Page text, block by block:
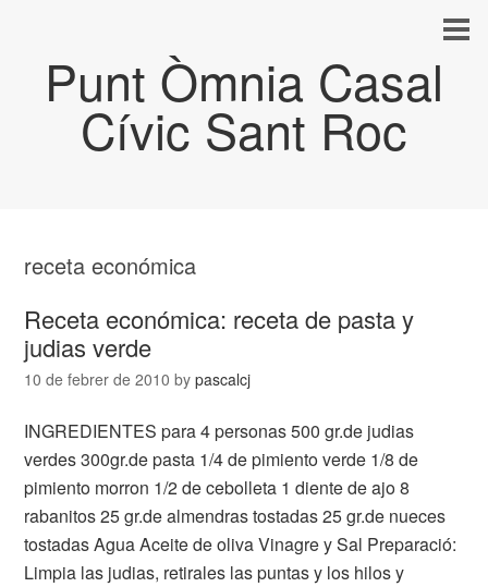
Punt Òmnia Casal
Cívic Sant Roc
receta económica
Receta económica: receta de pasta y
judias verde
10 de febrer de 2010 bypascalcj
INGREDIENTES para 4 personas 500 gr.de judias
verdes 300gr.de pasta 1/4 de pimiento verde 1/8 de
pimiento morron 1/2 de cebolleta 1 diente de ajo 8
rabanitos 25 gr.de almendras tostadas 25 gr.de nueces
tostadas Agua Aceite de oliva Vinagre y Sal Preparació:
Limpia las judias, retirales las puntas y los hilos y